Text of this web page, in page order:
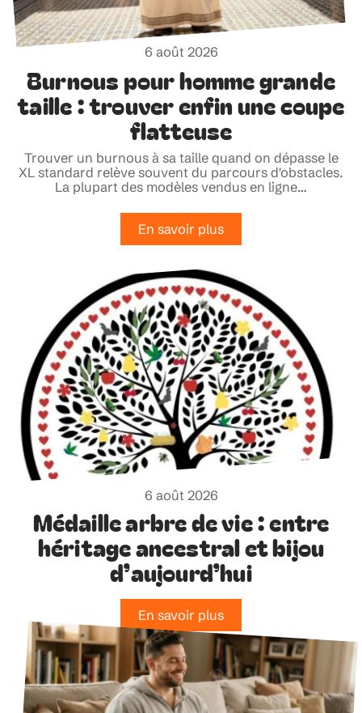
6 août 2026
Burnous pour homme grande
taille : trouver enfin une coupe
flatteuse
Trouver un burnous à sa taille quand on dépasse le
XL standard relève souvent du parcours d'obstacles.
La plupart des modèles vendus en ligne…
En savoir plus
6 août 2026
Médaille arbre de vie : entre
héritage ancestral et bijou
d’aujourd’hui
En savoir plus